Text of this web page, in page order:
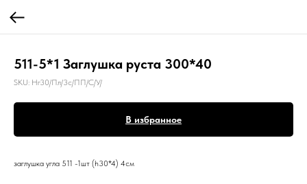
511-5*1 Заглушка руста 300*40
SKU: Нг30/Пл/3с/ПП/С/У/
В избранное
заглушка угла 511 -1шт (h30*4) 4см